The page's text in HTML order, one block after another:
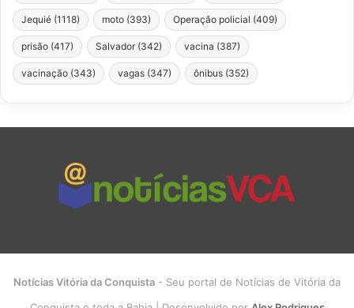
Jequié (1118) moto (393) Operação policial (409)
prisão (417) Salvador (342) vacina (387)
vacinação (343) vagas (347) ônibus (352)
Notícias Vitória da Conquista - Seu portal de Notícias de Vitória da